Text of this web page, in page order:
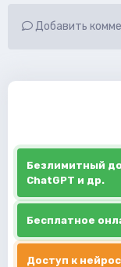
Добавить
Безлимитный
ChatGPT и др.
Бесплатное
Доступ к